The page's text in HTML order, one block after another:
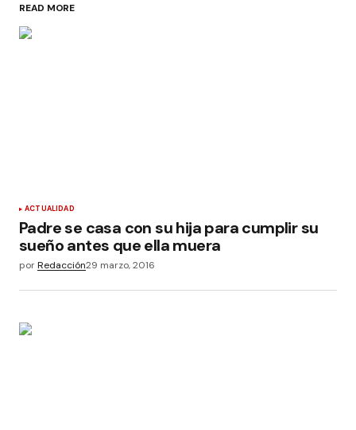
READ MORE
ACTUALIDAD
Padre se casa con su hija para cumplir su
sueño antes que ella muera
porRedacción29 marzo, 2016